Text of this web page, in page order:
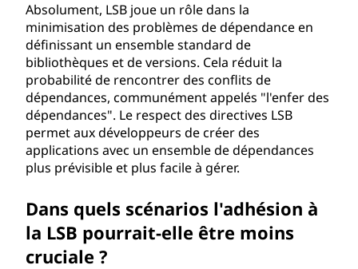
Absolument, LSB joue un rôle dans la
minimisation des problèmes de dépendance en
définissant un ensemble standard de
bibliothèques et de versions. Cela réduit la
probabilité de rencontrer des conflits de
dépendances, communément appelés "l'enfer des
dépendances". Le respect des directives LSB
permet aux développeurs de créer des
applications avec un ensemble de dépendances
plus prévisible et plus facile à gérer.
Dans quels scénarios l'adhésion à
la LSB pourrait-elle être moins
cruciale ?